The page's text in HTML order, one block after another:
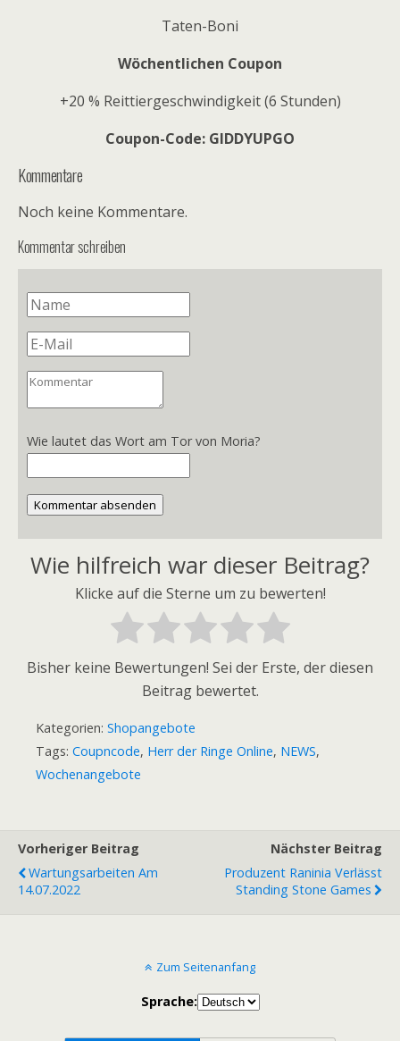
Taten-Boni
Wöchentlichen Coupon
+20 % Reittiergeschwindigkeit (6 Stunden)
Coupon-Code: GIDDYUPGO
Kommentare
Noch keine Kommentare.
Kommentar schreiben
Wie lautet das Wort am Tor von Moria?
Kommentar absenden
Wie hilfreich war dieser Beitrag?
Klicke auf die Sterne um zu bewerten!
Bisher keine Bewertungen! Sei der Erste, der diesen
Beitrag bewertet.
Kategorien: Shopangebote
Tags: Coupncode, Herr der Ringe Online, NEWS,
Wochenangebote
Vorheriger Beitrag
Wartungsarbeiten Am
14.07.2022
Nächster Beitrag
Produzent Raninia Verlässt
Standing Stone Games
Zum Seitenanfang
Sprache: